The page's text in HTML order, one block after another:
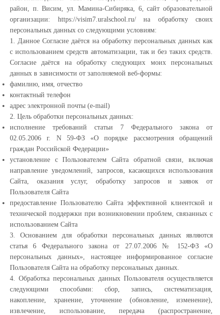
район, п. Висим, ул. Мамина-Сибиряка, 6, сайт образовательной
организации: https://visim7.uralschool.ru/ на обработку своих
персональных данных со следующими условиям:
1. Данное Согласие даётся на обработку персональных данных как
с использованием средств автоматизации, так и без таких средств.
Согласие даётся на обработку следующих моих персональных
данных в зависимости от заполняемой веб-формы:
фамилию, имя, отчество
контактный телефон
адрес электронной почты (e-mail)
2. Цель обработки персональных данных:
исполнение требований статьи 7 Федерального закона от
02.05.2006 г. N 59-ФЗ «О порядке рассмотрения обращений
граждан Российской Федерации»
установление с Пользователем Сайта обратной связи, включая
направление уведомлений, запросов, касающихся использования
Сайта, оказания услуг, обработку запросов и заявок от
Пользователя Сайта
предоставление Пользователю Сайта эффективной клиентской и
технической поддержки при возникновении проблем, связанных с
использованием Сайта
3. Основанием для обработки персональных данных являются
статья 6 Федерального закона от 27.07.2006 № 152-ФЗ «О
персональных данных», настоящее информированное согласие
Пользователя Сайта на обработку персональных данных.
4. Обработка персональных данных Пользователя осуществляется
следующими способами: сбор, запись, систематизация,
накопление, хранение, уточнение (обновление, изменение),
извлечение, использование, передача (распространение,